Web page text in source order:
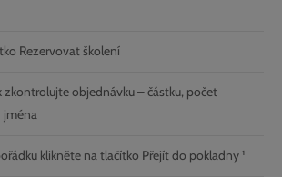
Rezervovat školení
zkontrolujte objednávku – částku, počet
jména
klikněte na tlačítko Přejít do pokladny ¹